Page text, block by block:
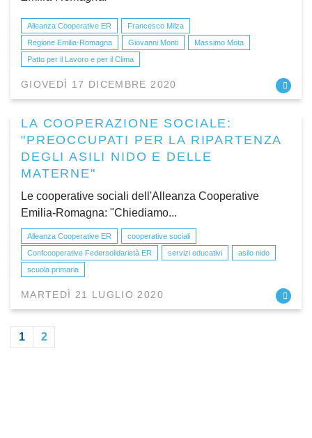
Alleanza Cooperative ER
Francesco Milza
Regione Emilia-Romagna
Giovanni Monti
Massimo Mota
Patto per il Lavoro e per il Clima
GIOVEDÌ 17 DICEMBRE 2020
LA COOPERAZIONE SOCIALE:
"PREOCCUPATI PER LA RIPARTENZA
DEGLI ASILI NIDO E DELLE
MATERNE"
Le cooperative sociali dell'Alleanza Cooperative
Emilia-Romagna: "Chiediamo...
Alleanza Cooperative ER
cooperative sociali
Confcooperative Federsolidarietà ER
servizi educativi
asilo nido
scuola primaria
MARTEDÌ 21 LUGLIO 2020
1 2